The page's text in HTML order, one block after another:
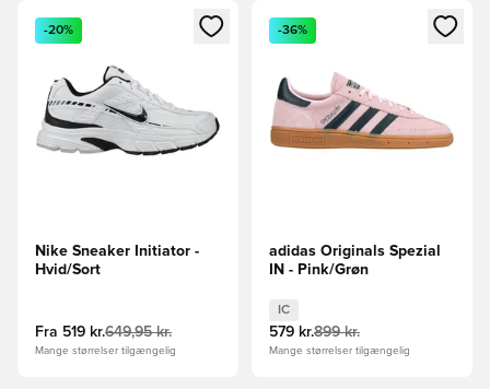
Åbner en Modal til at logge ind eller tilmelde dig som
-20%
Nike Sneaker Initiator -
Hvid/Sort
Fra 519 kr.649,95 kr.
Mange størrelser tilgængelig
Åbner en Modal til at logge
-36%
adidas Originals Spezial
IN - Pink/Grøn
IC
579 kr.899 kr.
Mange størrelser tilgængelig